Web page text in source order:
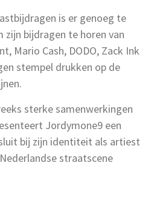
is er genoeg te
zijn bijdragen te horen van
Mario Cash, DODO, Zack Ink
stempel drukken op de
sterke samenwerkingen
Jordymone9 een
bij zijn identiteit als artiest
straatscene